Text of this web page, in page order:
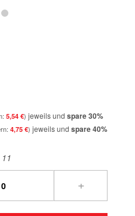
5,54 € jeweils und spare30%
4,75 € jeweils und spare40%
11
+